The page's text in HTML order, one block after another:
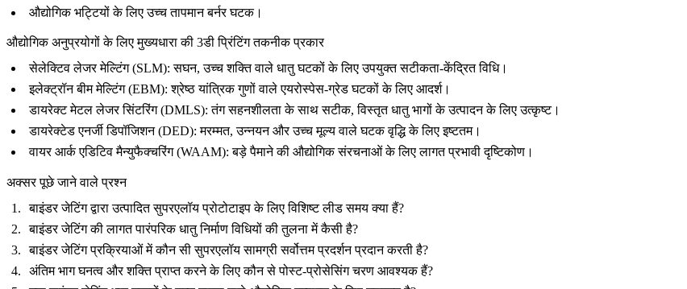
औद्योगिक भट्टियों के लिए उच्च तापमान बर्नर घटक।
औद्योगिक अनुप्रयोगों के लिए मुख्यधारा की 3डी प्रिंटिंग तकनीक प्रकार
सेलेक्टिव लेजर मेल्टिंग (SLM): सघन, उच्च शक्ति वाले धातु घटकों के लिए उपयुक्त सटीकता-केंद्रित विधि।
इलेक्ट्रॉन बीम मेल्टिंग (EBM): श्रेष्ठ यांत्रिक गुणों वाले एयरोस्पेस-ग्रेड घटकों के लिए आदर्श।
डायरेक्ट मेटल लेजर सिंटरिंग (DMLS): तंग सहनशीलता के साथ सटीक, विस्तृत धातु भागों के उत्पादन के लिए उत्कृष्ट।
डायरेक्टेड एनर्जी डिपॉजिशन (DED): मरम्मत, उन्नयन और उच्च मूल्य वाले घटक वृद्धि के लिए इष्टतम।
वायर आर्क एडिटिव मैन्युफैक्चरिंग (WAAM): बड़े पैमाने की औद्योगिक संरचनाओं के लिए लागत प्रभावी दृष्टिकोण।
अक्सर पूछे जाने वाले प्रश्न
बाइंडर जेटिंग द्वारा उत्पादित सुपरएलॉय प्रोटोटाइप के लिए विशिष्ट लीड समय क्या हैं?
बाइंडर जेटिंग की लागत पारंपरिक धातु निर्माण विधियों की तुलना में कैसी है?
बाइंडर जेटिंग प्रक्रियाओं में कौन सी सुपरएलॉय सामग्री सर्वोत्तम प्रदर्शन प्रदान करती है?
अंतिम भाग घनत्व और शक्ति प्राप्त करने के लिए कौन से पोस्ट-प्रोसेसिंग चरण आवश्यक हैं?